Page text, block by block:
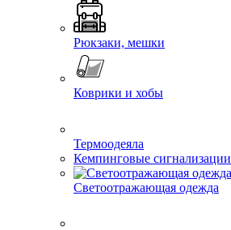
Рюкзаки, мешки
Коврики и хобы
Термоодеяла
Кемпинговые сигнализации
Светоотражающая одежда